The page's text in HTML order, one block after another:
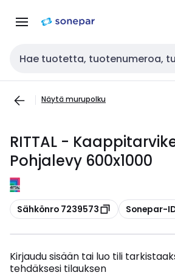
navigointiinsisältöön
Haku
Näytä murupolku
RITTAL -
Pohjalevy 600x1000
Kopioi
Sähkönro 7239573 Kopioi
Sonepar-
Kirjaudu sisään tai luo tili
tehdäksesi tilauksen